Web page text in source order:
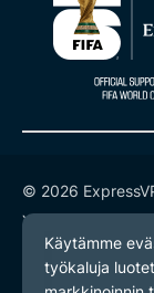
© 2026
Palveluehdot
Evästeasetukset